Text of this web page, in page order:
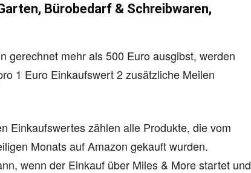
, Bürobedarf & Schreibwaren,
gerechnet mehr als 500 Euro ausgibst, werden
1 Euro Einkaufswert 2 zusätzliche Meilen
Einkaufswertes zählen alle Produkte, die vom
Monats auf Amazon gekauft wurden.
wenn der Einkauf über Miles & More startet und